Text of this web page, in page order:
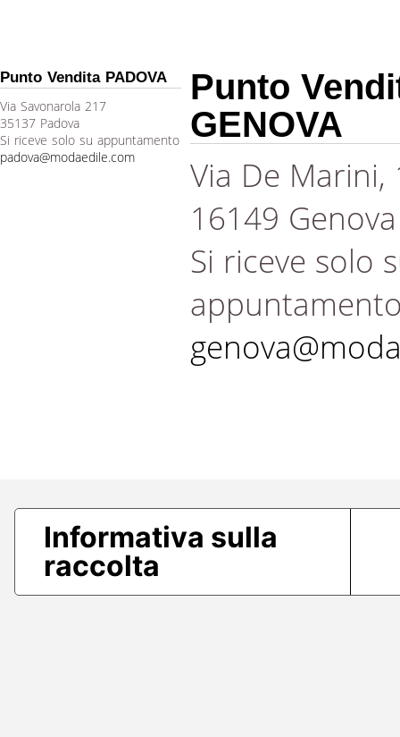
Punto Vendita PADOVA
Via Savonarola 217
35137 Padova
Si riceve solo su appuntamento
padova@modaedile.com
Punto
GENOVA
Via De Marini,
16149 Genova
Si riceve solo
Informativa sulla
raccolta